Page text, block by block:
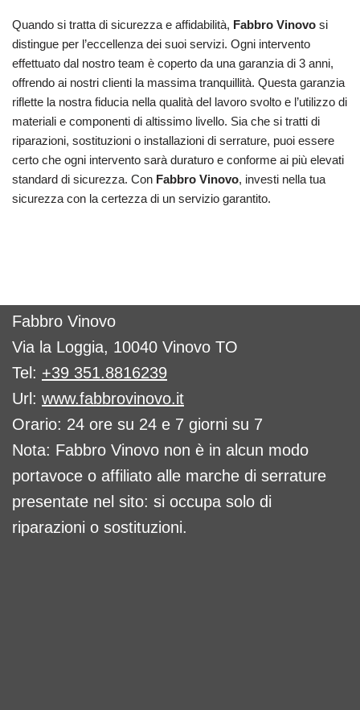
Quando si tratta di sicurezza e affidabilità, Fabbro Vinovo si
distingue per l’eccellenza dei suoi servizi. Ogni intervento
effettuato dal nostro team è coperto da una garanzia di 3 anni,
offrendo ai nostri clienti la massima tranquillità. Questa garanzia
riflette la nostra fiducia nella qualità del lavoro svolto e l’utilizzo di
materiali e componenti di altissimo livello. Sia che si tratti di
riparazioni, sostituzioni o installazioni di serrature, puoi essere
certo che ogni intervento sarà duraturo e conforme ai più elevati
standard di sicurezza. Con Fabbro Vinovo, investi nella tua
sicurezza con la certezza di un servizio garantito.
Fabbro Vinovo
Via la Loggia, 10040 Vinovo TO
Tel: +39 351.8816239
Url: www.fabbrovinovo.it
Orario: 24 ore su 24 e 7 giorni su 7
Nota: Fabbro Vinovo non è in alcun modo
portavoce o affiliato alle marche di serrature
presentate nel sito: si occupa solo di
riparazioni o sostituzioni.